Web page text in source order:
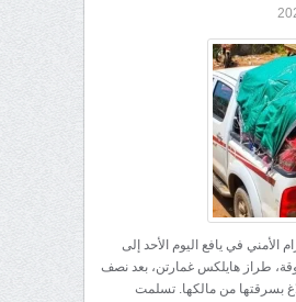
الأمني في يافع اليوم الأحد إلى
طراز هايلكس غمارتن، بعد نصف
بسرقتها من مالكها. تسلمت